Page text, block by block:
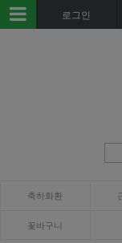
로그인
축하화환
꽃바구니